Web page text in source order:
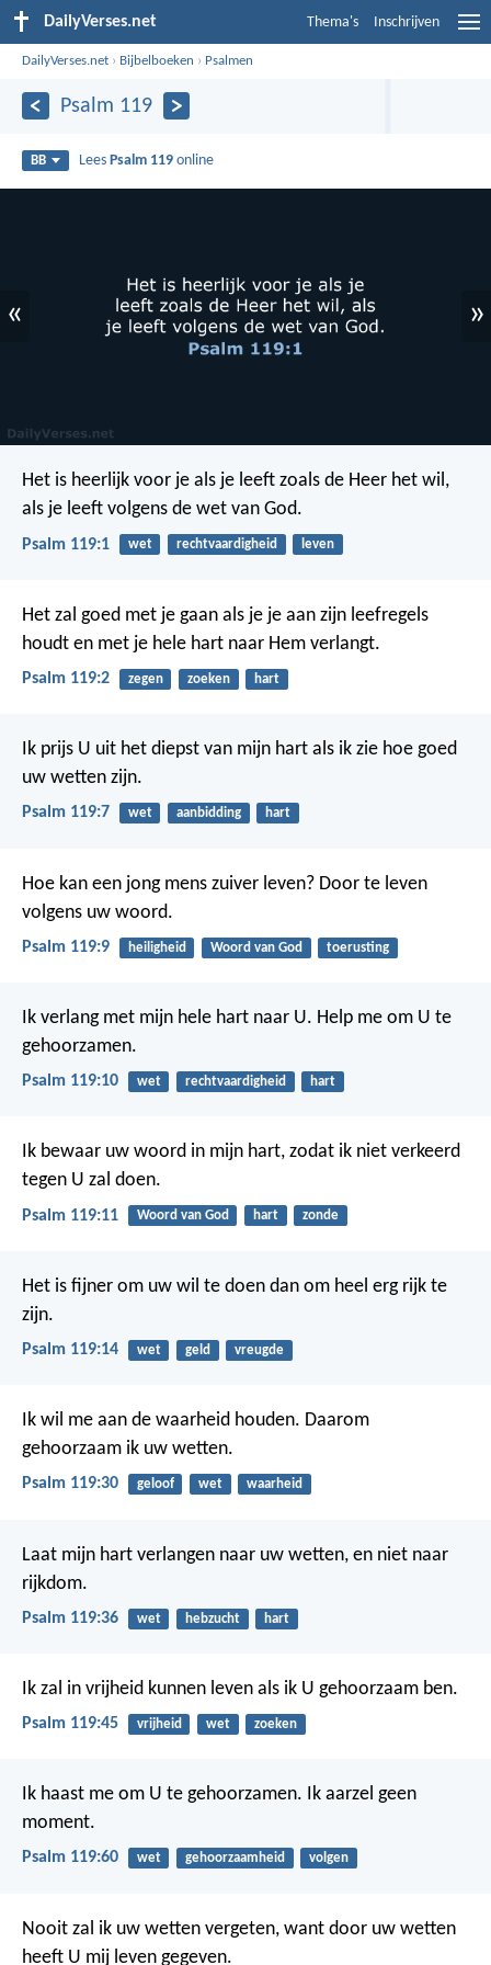
DailyVerses.net Thema's Inschrijven
DailyVerses.net › Bijbelboeken › Psalmen
Psalm 119
BB Lees Psalm 119 online
« »
Het is heerlijk voor je als je leeft zoals de Heer het wil,
als je leeft volgens de wet van God.
Psalm 119:1 wet rechtvaardigheid leven
Het zal goed met je gaan als je je aan zijn leefregels
houdt en met je hele hart naar Hem verlangt.
Psalm 119:2 zegen zoeken hart
Ik prijs U uit het diepst van mijn hart als ik zie hoe goed
uw wetten zijn.
Psalm 119:7 wet aanbidding hart
Hoe kan een jong mens zuiver leven? Door te leven
volgens uw woord.
Psalm 119:9 heiligheid Woord van God toerusting
Ik verlang met mijn hele hart naar U. Help me om U te
gehoorzamen.
Psalm 119:10 wet rechtvaardigheid hart
Ik bewaar uw woord in mijn hart, zodat ik niet verkeerd
tegen U zal doen.
Psalm 119:11 Woord van God hart zonde
Het is fijner om uw wil te doen dan om heel erg rijk te
zijn.
Psalm 119:14 wet geld vreugde
Ik wil me aan de waarheid houden. Daarom
gehoorzaam ik uw wetten.
Psalm 119:30 geloof wet waarheid
Laat mijn hart verlangen naar uw wetten, en niet naar
rijkdom.
Psalm 119:36 wet hebzucht hart
Ik zal in vrijheid kunnen leven als ik U gehoorzaam ben.
Psalm 119:45 vrijheid wet zoeken
Ik haast me om U te gehoorzamen. Ik aarzel geen
moment.
Psalm 119:60 wet gehoorzaamheid volgen
Nooit zal ik uw wetten vergeten, want door uw wetten
heeft U mij leven gegeven.